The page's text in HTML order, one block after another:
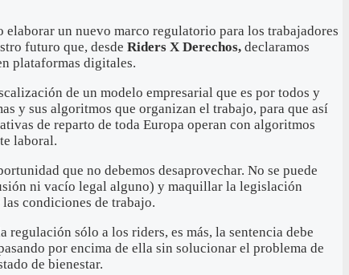
elaborar un nuevo marco regulatorio para los trabajadores
futuro que, desde Riders X Derechos, declaramos
plataformas digitales.
de un modelo empresarial que es por todos y
y sus algoritmos que organizan el trabajo, para que así
de reparto de toda Europa operan con algoritmos
laboral.
que no debemos desaprovechar. No se puede
ni vacío legal alguno) y maquillar la legislación
condiciones de trabajo.
sólo a los riders, es más, la sentencia debe
por encima de ella sin solucionar el problema de
de bienestar.